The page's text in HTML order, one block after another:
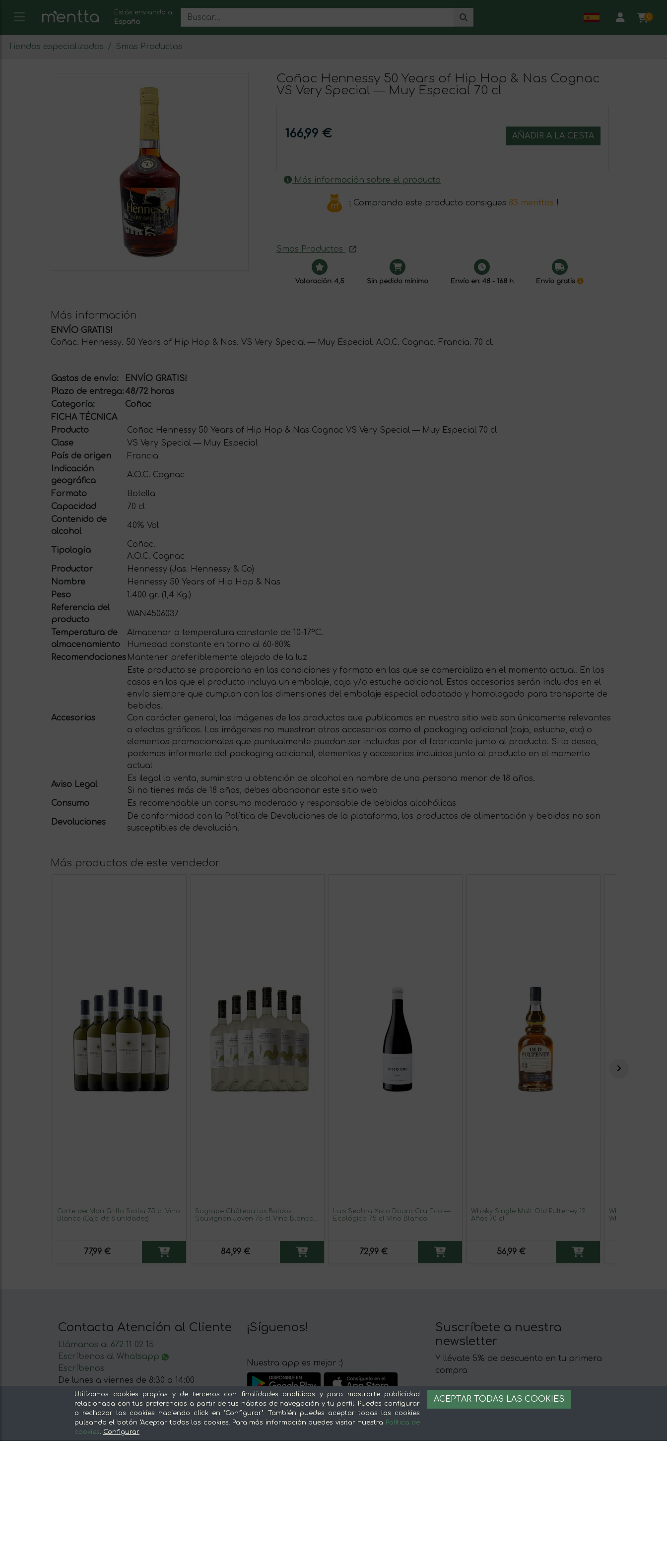
Estás enviando a:
España
0
Tiendas especializadas Smas Productos
Coñac Hennessy 50 Years of Hip Hop & Nas Cognac
VS Very Special — Muy Especial 70 cl
166,99 € AÑADIR A LA CESTA
Más información sobre el producto
¡ Comprando este producto consigues 83 menttos !
Smas Productos
Valoración: 4,5 Sin pedido mínimo Envío en: 48 - 168 h Envío gratis
Más información
ENVÍO GRATIS!
Coñac. Hennessy. 50 Years of Hip Hop & Nas. VS Very Special — Muy Especial. A.O.C. Cognac. Francia. 70 cl.
Gastos de envío:
ENVÍO GRATIS!
Plazo de entrega:48/72 horas
Categoría:
Coñac
FICHA TÉCNICA
Producto
Coñac Hennessy 50 Years of Hip Hop & Nas Cognac VS Very Special — Muy Especial 70 cl
Clase
VS Very Special — Muy Especial
País de origen
Francia
Indicación
geográfica
A.O.C. Cognac
Formato
Botella
Capacidad
70 cl
Contenido de
alcohol
40% Vol
Tipología
Coñac.
A.O.C. Cognac
Productor
Hennessy (Jas. Hennessy & Co)
Nombre
Hennessy 50 Years of Hip Hop & Nas
Peso
1.400 gr. (1,4 Kg.)
Referencia del
producto
WAN4506037
Temperatura de
almacenamiento
Almacenar a temperatura constante de 10-17ºC.
Humedad constante en torno al 60-80%
Recomendaciones Mantener preferiblemente alejado de la luz
Accesorios
Este producto se proporciona en las condiciones y formato en las que se comercializa en el momento actual. En los
casos en los que el producto incluya un embalaje, caja y/o estuche adicional, Estos accesorios serán incluidos en el
envío siempre que cumplan con las dimensiones del embalaje especial adaptado y homologado para transporte de
bebidas.
Con carácter general, las imágenes de los productos que publicamos en nuestro sitio web son únicamente relevantes
a efectos gráficos. Las imágenes no muestran otros accesorios como el packaging adicional (caja, estuche, etc) o
elementos promocionales que puntualmente puedan ser incluidos por el fabricante junto al producto. Si lo desea,
podemos informarle del packaging adicional, elementos y accesorios incluidos junto al producto en el momento
actual
Aviso Legal
Es ilegal la venta, suministro u obtención de alcohol en nombre de una persona menor de 18 años.
Si no tienes más de 18 años, debes abandonar este sitio web
Consumo
Es recomendable un consumo moderado y responsable de bebidas alcohólicas
Devoluciones
De conformidad con la Política de Devoluciones de la plataforma, los productos de alimentación y bebidas no son
susceptibles de devolución.
Más productos de este vendedor
Corte dei Mori Grillo Sicilia 75 cl Vino
Blanco (Caja de 6 unidades)
77,99 €
Sogrape Château los Boldos
Sauvignon Joven 75 cl Vino Blanco
84,99 €
Luis Seabra Xisto Douro Cru Eco —
Ecológico 75 cl Vino Blanco
72,99 €
Whisky Single Malt Old Pulteney 12
Años 70 cl
56,99 €
Whisky Single
Whisky. Version
Contacta Atención al Cliente
Llámanos al 672 11 02 15
Escríbenos al Whatsapp
Escríbenos
De lunes a viernes de 8:30 a 14:00
¡Síguenos!
Nuestra app es mejor :)
Suscríbete a nuestra
newsletter
Y llévate 5% de descuento en tu primera
compra
Nuestras secciones Sobre mentta Legal
Utilizamos cookies propias y de terceros con finalidades analíticas y para mostrarte publicidad
relacionada con tus preferencias a partir de tus hábitos de navegación y tu perfil. Puedes configurar
o rechazar las cookies haciendo click en "Configurar". También puedes aceptar todas las cookies
pulsando el botón "Aceptar todas las cookies. Para más información puedes visitar nuestra Política de
cookies. Configurar
ACEPTAR TODAS LAS COOKIES